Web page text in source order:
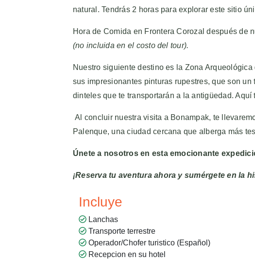
natural. Tendrás 2 horas para explorar este sitio
Hora de Comida en Frontera Corozal después de
(no incluida en el costo del tour).
Nuestro siguiente destino es la Zona
sus impresionantes pinturas rupestres, que son
dinteles que te transportarán a la antigüedad.
Al concluir nuestra visita a Bonampak, te
Palenque, una ciudad cercana que alberga más
Únete a nosotros en esta emocionante
¡Reserva tu aventura ahora y sumérgete en la
Incluye
Lanchas
Transporte terrestre
Operador/Chofer turistico (Español)
Recepcion en su hotel